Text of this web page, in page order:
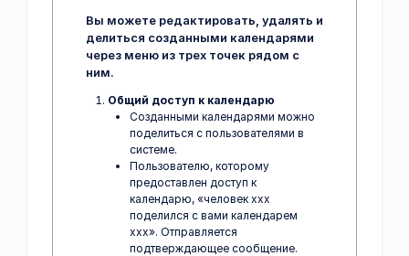
Вы можете редактировать, удалять и
делиться созданными календарями
через меню из трех точек рядом с
ним.
Общий доступ к календарю
Созданными календарями можно
поделиться с пользователями в
системе.
Пользователю, которому
предоставлен доступ к
календарю, «человек xxx
поделился с вами календарем
xxx». Отправляется
подтверждающее сообщение.